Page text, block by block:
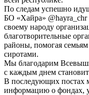
По следам успешно
БО «Хайра» @hayra_chr
своему народу
благотворительные
районы, помогая
сиротами.
Мы благодарим
с каждым днем
В последующих постах
информацию о фондах,